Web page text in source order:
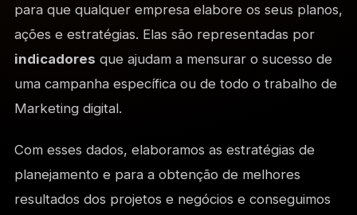
para que qualquer empresa elabore os seus planos,
ações e estratégias. Elas são representadas por
indicadores que ajudam a mensurar o sucesso de
uma campanha específica ou de todo o trabalho de
Marketing digital.
Com esses dados, elaboramos as estratégias de
planejamento e para a obtenção de melhores
resultados dos projetos e negócios e conseguimos